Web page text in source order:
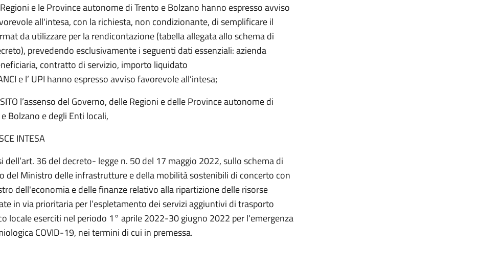
e le Province autonome di Trento e Bolzano hanno espresso avviso
all'intesa, con la richiesta, non condizionante, di semplificare il
da utilizzare per la rendicontazione (tabella allegata allo schema di
prevedendo esclusivamente i seguenti dati essenziali: azienda
contratto di servizio, importo liquidato
e l’ UPI hanno espresso avviso favorevole all’intesa;
l’assenso del Governo, delle Regioni e delle Province autonome di
Bolzano e degli Enti locali,
INTESA
dell’art. 36 del decreto- legge n. 50 del 17 maggio 2022, sullo schema di
del Ministro delle infrastrutture e della mobilità sostenibili di concerto con
dell'economia e delle finanze relativo alla ripartizione delle risorse
in via prioritaria per l’espletamento dei servizi aggiuntivi di trasporto
locale eserciti nel periodo 1° aprile 2022-30 giugno 2022 per l'emergenza
COVID-19, nei termini di cui in premessa.